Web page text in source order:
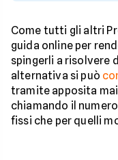
Come tutti gli altri
guida online per
spingerli a risolvere
alternativa si può
tramite apposita
chiamando il
fissi che per quelli